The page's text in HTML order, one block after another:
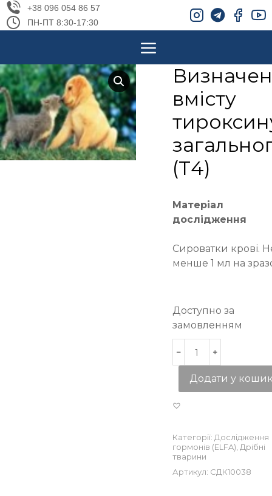
+38 096 054 86 57
ПН-ПТ 8:30-17:30
вмісту
(Т4)
Матеріал
дослідження
Сироватки крові.
менше 1 мл на
Доступно за
замовленням
Додати у
Категорії: Дослідження
гормонів (ELFA) Дрібні
тварини
Артикул: СДК10038